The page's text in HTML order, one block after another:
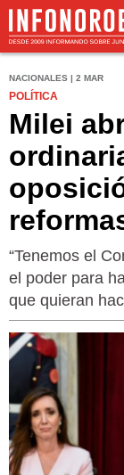
NACIONALES | 2 MAR
POLÍTICA
Milei
“Tenemos el
el poder para
que quieran